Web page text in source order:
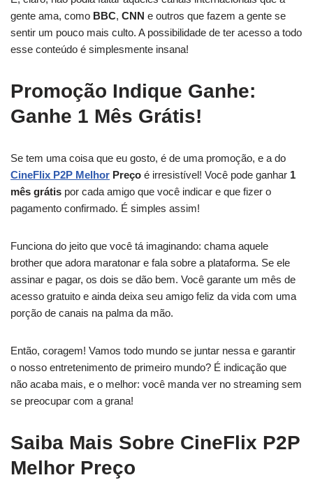
gente ama, como BBC, CNN e outros que fazem a gente se
sentir um pouco mais culto. A possibilidade de ter acesso a todo
esse conteúdo é simplesmente insana!
Promoção Indique Ganhe:
Ganhe 1 Mês Grátis!
Se tem uma coisa que eu gosto, é de uma promoção, e a do
CineFlix P2P Melhor Preço é irresistível! Você pode ganhar 1
mês grátis por cada amigo que você indicar e que fizer o
pagamento confirmado. É simples assim!
Funciona do jeito que você tá imaginando: chama aquele
brother que adora maratonar e fala sobre a plataforma. Se ele
assinar e pagar, os dois se dão bem. Você garante um mês de
acesso gratuito e ainda deixa seu amigo feliz da vida com uma
porção de canais na palma da mão.
Então, coragem! Vamos todo mundo se juntar nessa e garantir
o nosso entretenimento de primeiro mundo? É indicação que
não acaba mais, e o melhor: você manda ver no streaming sem
se preocupar com a grana!
Saiba Mais Sobre CineFlix P2P
Melhor Preço